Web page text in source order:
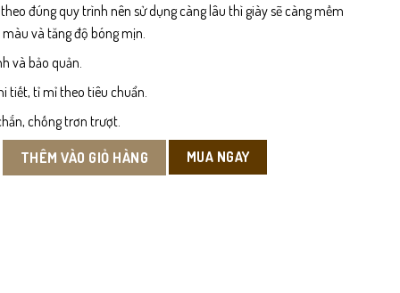
đúng quy trình nên sử dụng càng lâu thì giày sẽ càng mềm
và tăng độ bóng mịn.
và bảo quản.
tiết, tỉ mỉ theo tiêu chuẩn.
chống trơn trượt.
Sở số lượng
THÊM VÀO GIỎ HÀNG MUA NGAY